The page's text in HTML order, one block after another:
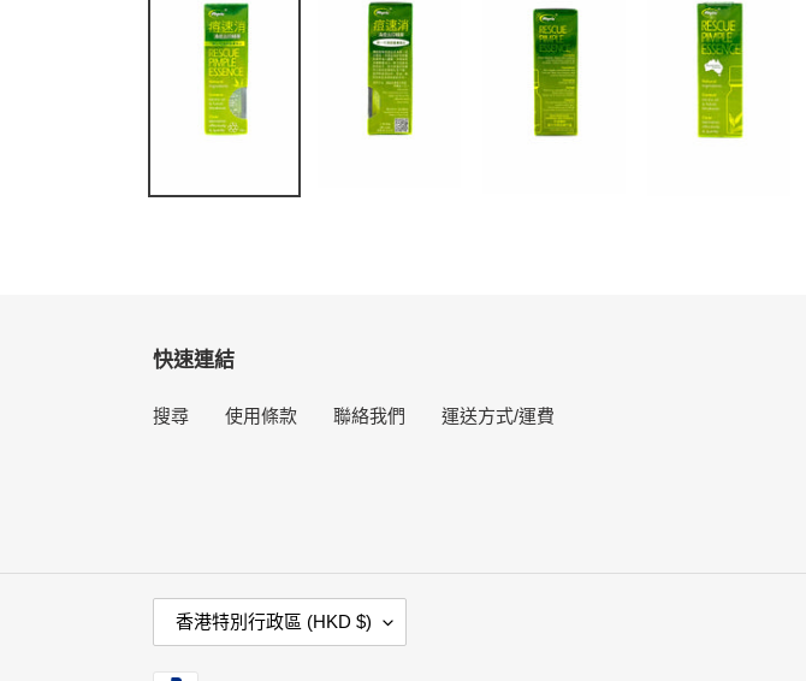
快速連結
搜尋 使用條款 聯絡我們 運送方式/運費
國
家
/
香港特別行政區 (HKD $)